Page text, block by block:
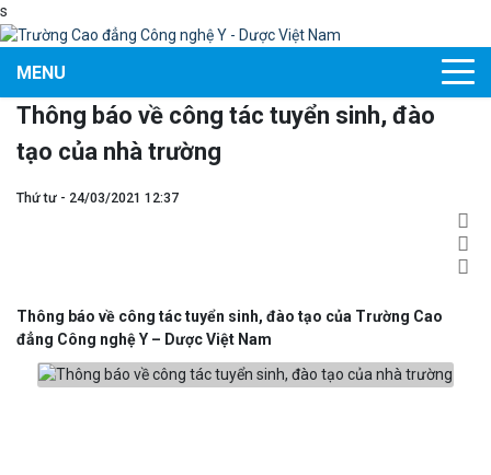
s
MENU
Thông báo về công tác tuyển sinh, đào
tạo của nhà trường
Thứ tư - 24/03/2021 12:37
Thông báo về công tác tuyển sinh, đào tạo của Trường Cao
đẳng Công nghệ Y – Dược Việt Nam